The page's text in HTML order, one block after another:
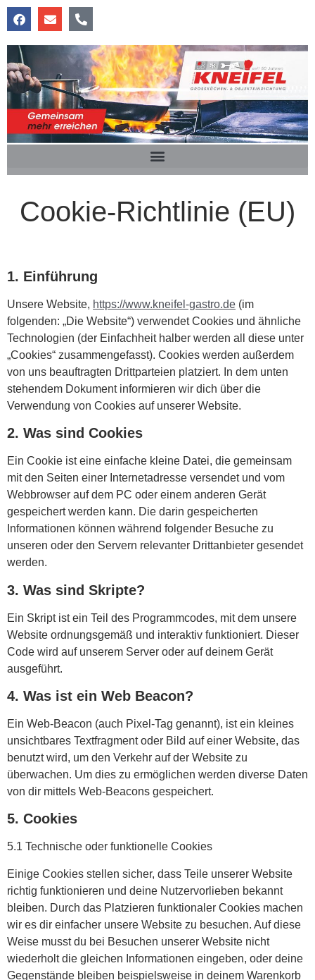
Cookie-Richtlinie (EU)
1. Einführung
Unsere Website, https://www.kneifel-gastro.de (im
folgenden: „Die Website“) verwendet Cookies und ähnliche
Technologien (der Einfachheit halber werden all diese unter
„Cookies“ zusammengefasst). Cookies werden außerdem
von uns beauftragten Drittparteien platziert. In dem unten
stehendem Dokument informieren wir dich über die
Verwendung von Cookies auf unserer Website.
2. Was sind Cookies
Ein Cookie ist eine einfache kleine Datei, die gemeinsam
mit den Seiten einer Internetadresse versendet und vom
Webbrowser auf dem PC oder einem anderen Gerät
gespeichert werden kann. Die darin gespeicherten
Informationen können während folgender Besuche zu
unseren oder den Servern relevanter Drittanbieter gesendet
werden.
3. Was sind Skripte?
Ein Skript ist ein Teil des Programmcodes, mit dem unsere
Website ordnungsgemäß und interaktiv funktioniert. Dieser
Code wird auf unserem Server oder auf deinem Gerät
ausgeführt.
4. Was ist ein Web Beacon?
Ein Web-Beacon (auch Pixel-Tag genannt), ist ein kleines
unsichtbares Textfragment oder Bild auf einer Website, das
benutzt wird, um den Verkehr auf der Website zu
überwachen. Um dies zu ermöglichen werden diverse Daten
von dir mittels Web-Beacons gespeichert.
5. Cookies
5.1 Technische oder funktionelle Cookies
Einige Cookies stellen sicher, dass Teile unserer Website
richtig funktionieren und deine Nutzervorlieben bekannt
bleiben. Durch das Platzieren funktionaler Cookies machen
wir es dir einfacher unsere Website zu besuchen. Auf diese
Weise musst du bei Besuchen unserer Website nicht
wiederholt die gleichen Informationen eingeben, oder deine
Gegenstände bleiben beispielsweise in deinem Warenkorb